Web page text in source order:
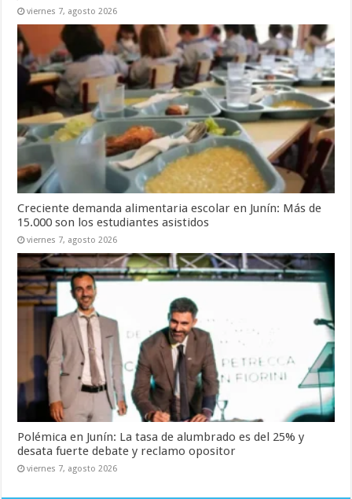
viernes 7, agosto 2026
Creciente demanda alimentaria escolar en Junín: Más de
15.000 son los estudiantes asistidos
viernes 7, agosto 2026
Polémica en Junín: La tasa de alumbrado es del 25% y
desata fuerte debate y reclamo opositor
viernes 7, agosto 2026